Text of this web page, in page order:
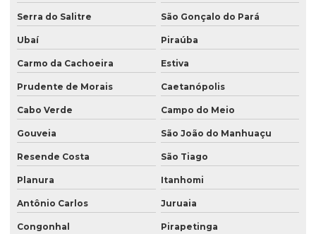
Serra do Salitre São Gonçalo do Pará
Ubaí Piraúba
Carmo da Cachoeira Estiva
Prudente de Morais Caetanópolis
Cabo Verde Campo do Meio
Gouveia São João do Manhuaçu
Resende Costa São Tiago
Planura Itanhomi
Antônio Carlos Juruaia
Congonhal Pirapetinga